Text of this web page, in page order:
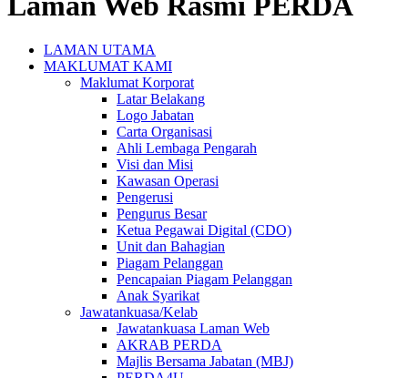
LAMAN UTAMA
MAKLUMAT KAMI
Maklumat Korporat
Latar Belakang
Logo Jabatan
Carta Organisasi
Ahli Lembaga Pengarah
Visi dan Misi
Kawasan Operasi
Pengerusi
Pengurus Besar
Ketua Pegawai Digital (CDO)
Unit dan Bahagian
Piagam Pelanggan
Pencapaian Piagam Pelanggan
Anak Syarikat
Jawatankuasa/Kelab
Jawatankuasa Laman Web
AKRAB PERDA
Majlis Bersama Jabatan (MBJ)